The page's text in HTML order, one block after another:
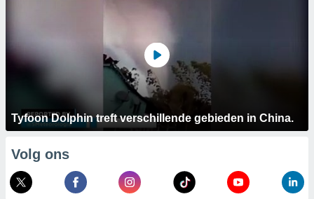
Tyfoon Dolphin treft verschillende gebieden in China.
Volg ons